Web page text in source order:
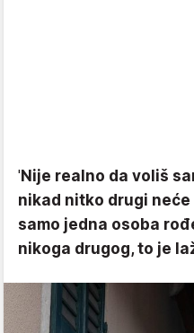
'Nije realno da voliš
nikad nitko drugi
samo jedna osoba
nikoga drugog, to je